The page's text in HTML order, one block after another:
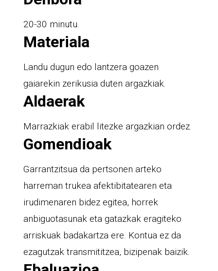
20-30 minutu.
Materiala
Landu dugun edo lantzera goazen
gaiarekin zerikusia duten argazkiak.
Aldaerak
Marrazkiak erabil litezke argazkian ordez.
Gomendioak
Garrantzitsua da pertsonen arteko
harreman trukea afektibitatearen eta
irudimenaren bidez egitea, horrek
anbiguotasunak eta gatazkak eragiteko
arriskuak badakartza ere. Kontua ez da
ezagutzak transmititzea, bizipenak baizik.